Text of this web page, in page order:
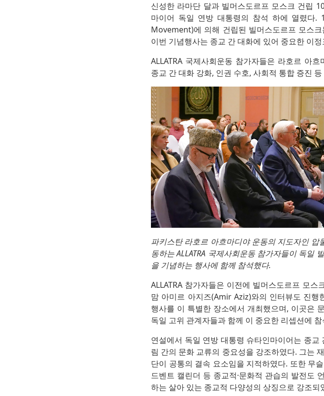
신성한 라마단 달과 빌머스도르프 모스크 건립
마이어 독일 연방 대통령의 참석 하에 열렸다.
Movement)에 의해 건립된 빌머스도르프 모스
이번 기념행사는 종교 간 대화에 있어 중요한 이
ALLATRA 국제사회운동 참가자들은 라호르 아
종교 간 대화 강화, 인권 수호, 사회적 통합 증진
파키스탄 라호르 아흐마디야 운동의 지도자인 압
동하는 ALLATRA 국제사회운동 참가자들이 독일
을 기념하는 행사에 함께 참석했다.
ALLATRA 참가자들은 이전에 빌머스도르프 모
맘 아미르 아지즈(Amir Aziz)와의 인터뷰도 진
행사를 이 특별한 장소에서 개최했으며, 이곳은
독일 고위 관계자들과 함께 이 중요한 리셉션에
연설에서 독일 연방 대통령 슈타인마이어는 종
림 간의 문화 교류의 중요성을 강조하였다. 그는
단이 공통의 결속 요소임을 지적하였다. 또한 무
드벤트 캘린더 등 종교적·문화적 관습의 발전도
하는 살아 있는 종교적 다양성의 상징으로 강조되